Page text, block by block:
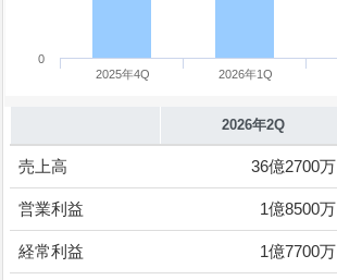
2025年4Q 2026年1Q
0
2026年2Q
売上高 36億2700万
営業利益 1億8500万
経常利益 1億7700万